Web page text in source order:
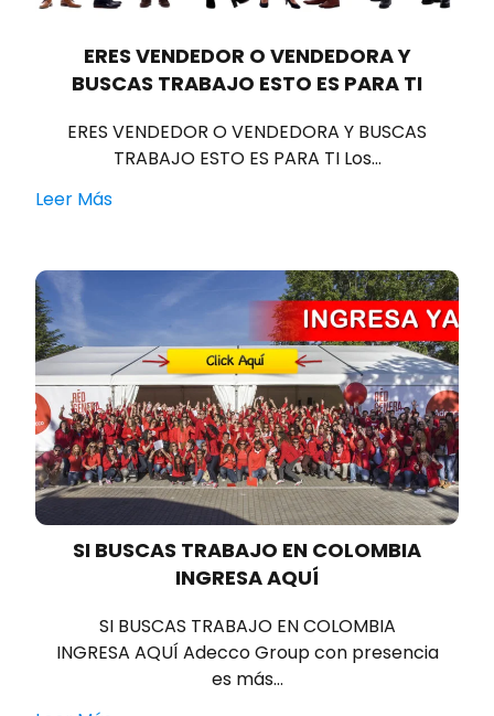
ERES VENDEDOR O VENDEDORA Y
BUSCAS TRABAJO ESTO ES PARA TI
ERES VENDEDOR O VENDEDORA Y BUSCAS
TRABAJO ESTO ES PARA TI Los…
Leer Más
SI BUSCAS TRABAJO EN COLOMBIA
INGRESA AQUÍ
SI BUSCAS TRABAJO EN COLOMBIA
INGRESA AQUÍ Adecco Group con presencia
es más…